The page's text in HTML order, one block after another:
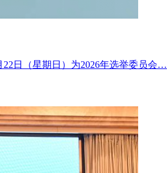
日（星期日）为2026年选举委员会…